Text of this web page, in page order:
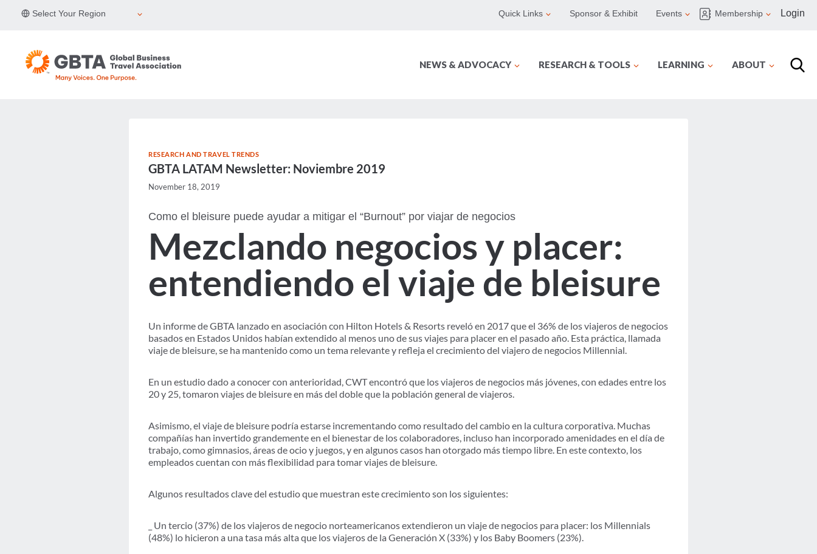
Select Your Region Quick Links Sponsor & Exhibit Events Membership Login
NEWS & ADVOCACY RESEARCH & TOOLS LEARNING ABOUT
RESEARCH AND TRAVEL TRENDS
GBTA LATAM Newsletter: Noviembre 2019
November 18, 2019
Como el bleisure puede ayudar a mitigar el “Burnout” por viajar de negocios
Mezclando negocios y placer:
entendiendo el viaje de bleisure
Un informe de GBTA lanzado en asociación con Hilton Hotels & Resorts reveló en 2017 que el 36% de los viajeros de negocios
basados en Estados Unidos habían extendido al menos uno de sus viajes para placer en el pasado año. Esta práctica, llamada
viaje de bleisure, se ha mantenido como un tema relevante y refleja el crecimiento del viajero de negocios Millennial.
En un estudio dado a conocer con anterioridad, CWT encontró que los viajeros de negocios más jóvenes, con edades entre los
20 y 25, tomaron viajes de bleisure en más del doble que la población general de viajeros.
Asimismo, el viaje de bleisure podría estarse incrementando como resultado del cambio en la cultura corporativa. Muchas
compañías han invertido grandemente en el bienestar de los colaboradores, incluso han incorporado amenidades en el día de
trabajo, como gimnasios, áreas de ocio y juegos, y en algunos casos han otorgado más tiempo libre. En este contexto, los
empleados cuentan con más flexibilidad para tomar viajes de bleisure.
Algunos resultados clave del estudio que muestran este crecimiento son los siguientes:
_ Un tercio (37%) de los viajeros de negocio norteamericanos extendieron un viaje de negocios para placer: los Millennials
(48%) lo hicieron a una tasa más alta que los viajeros de la Generación X (33%) y los Baby Boomers (23%).